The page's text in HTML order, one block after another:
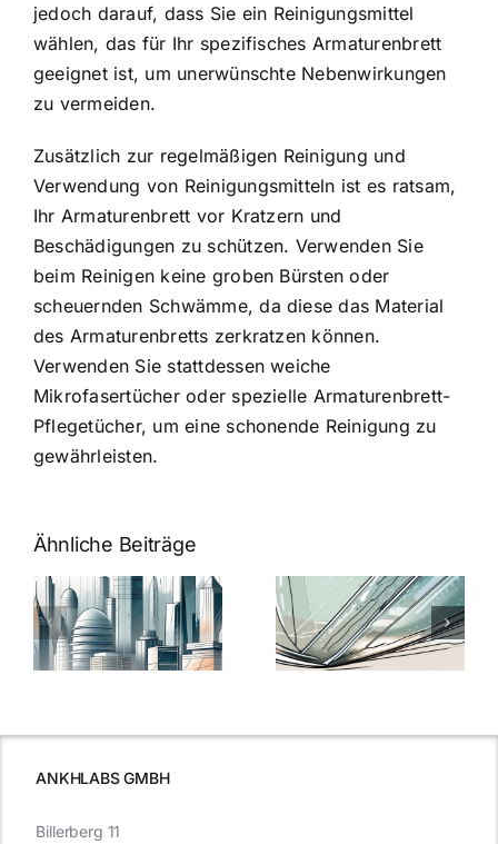
jedoch darauf, dass Sie ein Reinigungsmittel
wählen, das für Ihr spezifisches Armaturenbrett
geeignet ist, um unerwünschte Nebenwirkungen
zu vermeiden.
Zusätzlich zur regelmäßigen Reinigung und
Verwendung von Reinigungsmitteln ist es ratsam,
Ihr Armaturenbrett vor Kratzern und
Beschädigungen zu schützen. Verwenden Sie
beim Reinigen keine groben Bürsten oder
scheuernden Schwämme, da diese das Material
des Armaturenbretts zerkratzen können.
Verwenden Sie stattdessen weiche
Mikrofasertücher oder spezielle Armaturenbrett-
Pflegetücher, um eine schonende Reinigung zu
gewährleisten.
Ähnliche Beiträge
5 Gründe,
warum
Nanoversiegelung
auf Glas
7
Expertentipps
für maximale
ANKHLABS GMBH
Billerberg 11